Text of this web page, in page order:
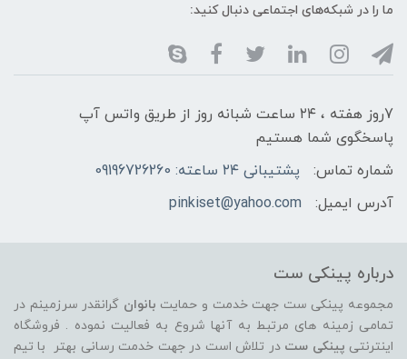
ما را در شبکه‌های اجتماعی دنبال کنید:
7روز هفته ، ۲۴ ساعت شبانه‌ روز از طریق واتس آپ
پاسخگوی شما هستیم
شماره تماس:
پشتیبانی ۲۴ ساعته: 09196726260
آدرس ایمیل:
pinkiset@yahoo.com
درباره پینکی ست
مجموعه پینکی ست جهت خدمت و حمایت بانوان گرانقدر سرزمینم در
تمامی زمینه های مرتبط به آنها شروع به فعالیت نموده . فروشگاه
اینترنتی پینکی ست در تلاش است در جهت خدمت رسانی بهتر با تیم